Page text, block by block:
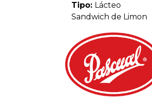
Tipo: Lácteo
Sandwich de Limon